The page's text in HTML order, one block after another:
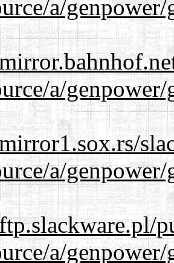
a/
a/
a/
a/